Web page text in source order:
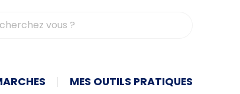
MES OUTILS PRATIQUES